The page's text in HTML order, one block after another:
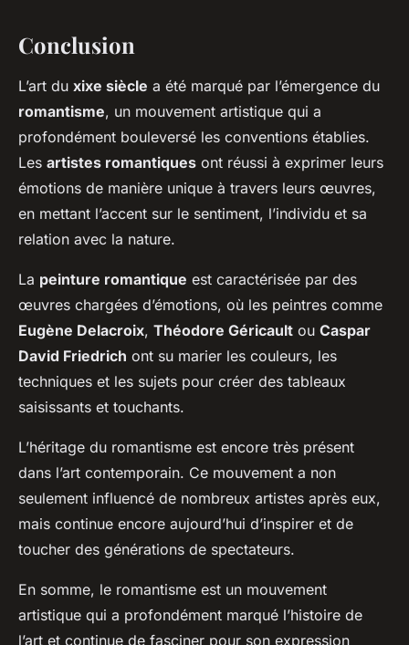
Conclusion
L’art du xixe siècle a été marqué par l’émergence du
romantisme, un mouvement artistique qui a
profondément bouleversé les conventions établies.
Les artistes romantiques ont réussi à exprimer leurs
émotions de manière unique à travers leurs œuvres,
en mettant l’accent sur le sentiment, l’individu et sa
relation avec la nature.
La peinture romantique est caractérisée par des
œuvres chargées d’émotions, où les peintres comme
Eugène Delacroix, Théodore Géricault ou Caspar
David Friedrich ont su marier les couleurs, les
techniques et les sujets pour créer des tableaux
saisissants et touchants.
L’héritage du romantisme est encore très présent
dans l’art contemporain. Ce mouvement a non
seulement influencé de nombreux artistes après eux,
mais continue encore aujourd’hui d’inspirer et de
toucher des générations de spectateurs.
En somme, le romantisme est un mouvement
artistique qui a profondément marqué l’histoire de
l’art et continue de fasciner pour son expression